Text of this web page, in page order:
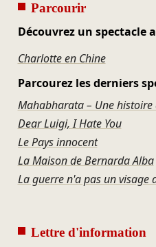
Parcourir
Découvrez un spectacle
Charlotte en Chine
Parcourez les derniers
Mahabharata – Une histoire
Dear Luigi, I Hate You
Le Pays innocent
La Maison de Bernarda Alba
La guerre n'a pas un visage
Lettre d'information